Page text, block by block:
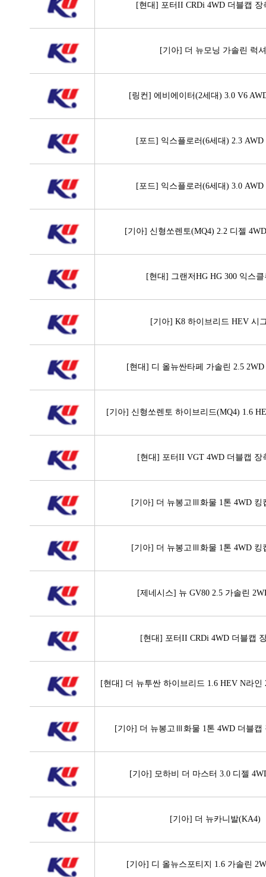
[현대] 포터II CRDi 4WD 더블캡 장
[기아] 더 뉴모닝 가솔린 럭
[링컨] 에비에이터(2세대) 3.0 V6
[포드] 익스플로러(6세대) 2.3 AWD
[포드] 익스플로러(6세대) 3.0 AWD
[기아] 신형쏘렌토(MQ4) 2.2 디젤
[현대] 그랜저HG HG 300 익스
[기아] K8 하이브리드 HEV 시
[현대] 디 올뉴싼타페 가솔린 2.5
[기아] 신형쏘렌토 하이브리드(MQ4) 1.6
[현대] 포터II VGT 4WD 더블캡 장
[기아] 더 뉴봉고Ⅲ화물 1톤 4WD 킹
[기아] 더 뉴봉고Ⅲ화물 1톤 4WD 킹
[제네시스] 뉴 GV80 2.5 가솔린
[현대] 포터II CRDi 4WD 더블캡
[현대] 더 뉴투싼 하이브리드 1.6 HEV N라인
[기아] 더 뉴봉고Ⅲ화물 1톤 4WD 더블캡
[기아] 모하비 더 마스터 3.0 디젤
[기아] 더 뉴카니발(KA4)
[기아] 디 올뉴스포티지 1.6 가솔린